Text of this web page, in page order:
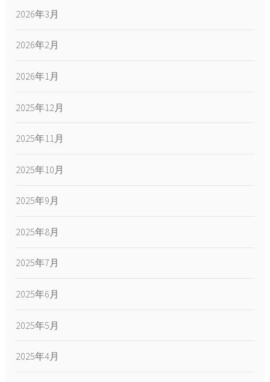
2026年3月
2026年2月
2026年1月
2025年12月
2025年11月
2025年10月
2025年9月
2025年8月
2025年7月
2025年6月
2025年5月
2025年4月